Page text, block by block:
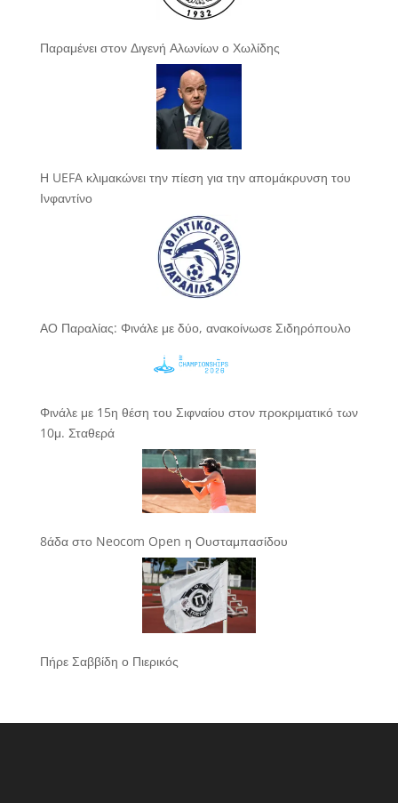
Παραμένει στον Διγενή Αλωνίων ο Χωλίδης
Η UEFA κλιμακώνει την πίεση για την απομάκρυνση του
Ινφαντίνο
ΑΟ Παραλίας: Φινάλε με δύο, ανακοίνωσε Σιδηρόπουλο
Φινάλε με 15η θέση του Σιφναίου στον προκριματικό των
10μ. Σταθερά
8άδα στο Neocom Open η Ουσταμπασίδου
Πήρε Σαββίδη ο Πιερικός